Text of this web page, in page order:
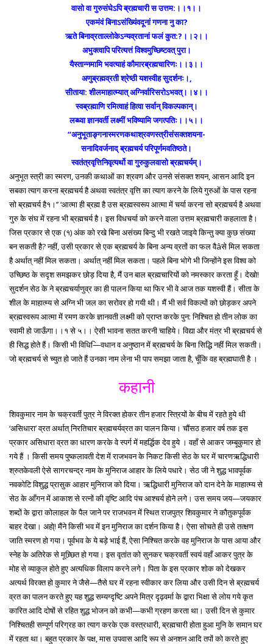
वासो वा गुरुसंघेऽपि ब्रह्मचारी स उत्तम:।।१।।
एकमंवं बिनाऽसंख्यिंवदूनां गणना नु का?
ऋते बिनाव्रताल्लोकेऽन्यव्रतानां फलं कुत:?।।२।।
अभुक्त्वापि परित्यत्तं विश्वमुच्छिष्टवत् पुरा।
यैस्तान्नमामि भवत्याहं कौमारब्रह्मचारिणः।।३।।
अणुब्रह्मव्रती श्रेष्ठी यशस्वीह सुदर्शनः।,
सीताया: शीलमाहात्म्यात् अग्निर्वारिसरोऽभवत्।।४।।
स्वब्रह्माणि रमित्वाहं हित्वा सर्वान् विकल्पकान्।
लब्ध्वा ज्ञानवर्ती लक्ष्मीं भविष्यामि जगत्पतिः।।५।।
‘‘अनुभूताङ्गनास्मरणकथाश्रवणस्त्रीसंसक्तशयना-
सनादिवर्जनाद् ब्रह्मचर्य परिपूर्णमवतिष्ठते।
स्वतंत्रवृत्तिनिवृत्यर्थो वा गुरुकुलवासो ब्रह्मचर्यम्।
अनुभूत स्त्री का स्मरण, उनकी कथाओं का श्रवण और उनसे संसक्त शयन, आसन आदि इन
सबका त्याग करना ब्रह्मचर्य है अथवा स्वतंत्र वृत्ति का त्याग करने के लिये गुरुओं के पास रहना
सो ब्रह्मचर्य है१।’’ ‘आत्मा ही ब्रह्म है उस ब्रह्मस्वरूप आत्मा में चर्या करना सो ब्रह्मचर्य है अथवा
गुरु के संघ में रहना भी ब्रह्मचर्य है। इस विधचर्या को करने वाला उत्तम ब्रह्मचारी कहलाता है।
जिस प्रकार से एक (१) अंक को रखे बिना असंख्य बिन्दु भी रखते जाइये किन्तु क्या कुछ संख्या
बन सकती है? नहीं, उसी प्रकार से एक ब्रह्मचर्य के बिना अन्य व्रतों का फल वैâसे मिल सकता
है अर्थात् नहीं मिल सकता। अर्थात् नहीं मिल सकता। पहले बिना भोगे भी जिन्होंने इस विश्व को
उच्छिष्ठ के सदृश समझकर छोड़ दिया है, मैं उन बाल ब्रह्मचारियों को नमस्कार करता हूँ। देखो!
सुदर्शन सेठ के ने ब्रह्मचर्याणुव्र का ही पालन किया था फिर भी वे आज तक यशस्वी हैं। सीता के
शील के माहात्म्य से अग्नि भी जल का सरोवर हो गयी थी। मैं भी सर्व विकल्पों को छोड़कर अपने
ब्रह्मस्वरूप आत्मा में रमण करके ज्ञानवती लक्ष्मी को प्राप्त करके पुन: निश्चित हो तीन लोक का
स्वामी हो जाऊँगा।।१ से ५।। ऐसी भावना सतत करनी चाहिये। विद्या और मंत्र भी ब्रह्मचर्य से
ही सिद्ध होते हैं। किसी भी विधि—िवधान व अनुष्ठान में ब्रह्मचर्य के बिना सिद्धि नहीं मिल सकती।
जो ब्रह्मचर्य से च्युत हो जाते हैं उनका नाम लेना भी पाप समझा जाता है, चूँकि वह ब्रह्मघाती है ।
कहानी
शिवकुमार नाम के चक्रवर्ती पुत्र ने विरक्त होकर तीन हजार स्त्रियों के बीच में रहते हुये थी
‘असिधारा’ व्रत अर्थात् निरतिचार ब्रह्मचर्यव्रत का पालन किया। चौंसठ हजार वर्ष तक इस
प्रकार असिधारा व्रत का धारण करके वे स्पर्ग में महर्द्धिक देव हुये । वहाँ से आकर जम्बूकुमार हो
गये हैं । किसी समय पुष्कलावती देश में राजभवन के निकट किसी सेठ के घर में चारणऋद्धिधारी
श्रुतकेवली ऐसे सागरचन्द्र नाम के मुनिराज आहार के लिये पधारे। सेठ जी ने शुद्ध भावपूर्वक
नवकोटि विशुद्ध प्रासुक आहार मुनिराज को दिया। ऋद्धिधारी मुनिराज को दान देने के माहात्म्य से
सेठ के आँगन में आकाश से रत्नों की वृष्टि आदि पंच आश्चर्य होने लगे। उस समय जय—जयकार
शब्दों के द्वारा कोलाहल के पैल जाने पर राजभवन में स्थित राजपुत्र शिवकुमार ने कौतुकपूर्वक
बाहर देखा। अहो्! मैंने किसी भव में इन मुनिराज का दर्शन किया है। ऐसा सोचते ही उसे तत्क्षण
जाति स्मरण हो गया। पूर्वभव के ये बड़े भाई हैं, ऐसा निश्चित करके वह मुनिराज के पास आया और
स्नेह के अतिरेक से मूच्र्छित हो गया। इस वृतांत को सुनकर चक्रवर्ती स्वयं वहाँ आकर पुत्र के
मोह से व्याकुल होते हुए अत्यधिक विलाप करने लगे। पिता के इस प्रकार शोक को देखकर
अत्यर्थ विरक्त हो कुमार ने जैसे—तैसे घर में रहना स्वीकार कर लिया और उसी दिन से ब्रह्मचर्य
व्रत का पालन करते हुए यह शुद्ध सम्यग्दृष्टि अपने मित्र दृढ़वर्मा के द्वारा भिक्षा से लोय गये कृत
कारित आदि दोषों से रहित शुद्ध भोजन को कभी—कभी ग्रहण करता था। उसी दिन से कुमार
निश्चितही सम्पूर्ण परिग्रह का त्याग करके एक वस्त्रधारी, ब्रह्मचारी होता हुआ मुनि के समान घर
में रहता था। बहुत प्रकार के पक्ष, मास उपवास आदि रूप से अनशन आदि तपों को करते हुए